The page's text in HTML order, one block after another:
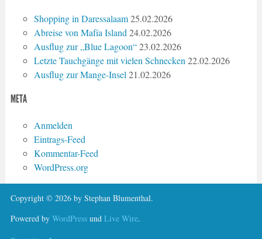
Shopping in Daressalaam 25.02.2026
Abreise von Mafía Island 24.02.2026
Ausflug zur „Blue Lagoon“ 23.02.2026
Letzte Tauchgänge mit vielen Schnecken 22.02.2026
Ausflug zur Mange-Insel 21.02.2026
META
Anmelden
Eintrags-Feed
Kommentar-Feed
WordPress.org
Copyright © 2026 by Stephan Blumenthal.
Powered by WordPressund Live Wire.